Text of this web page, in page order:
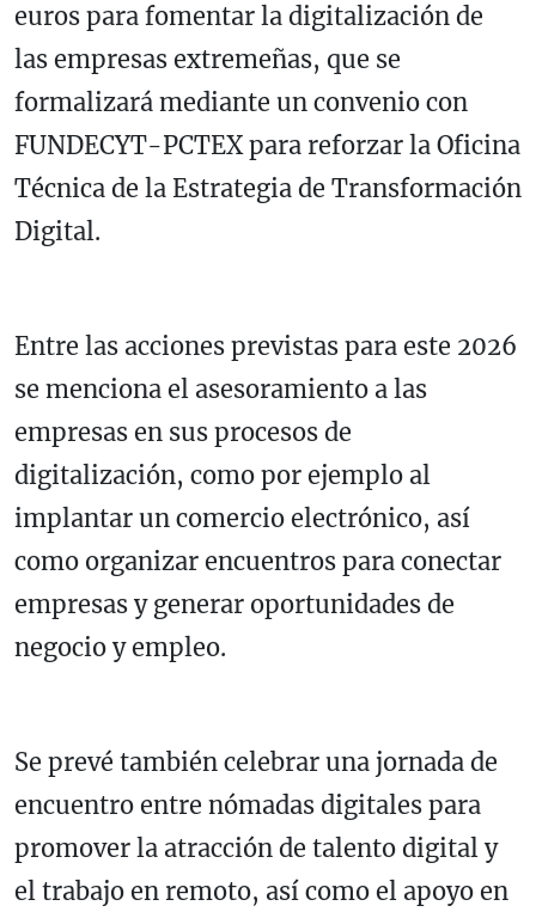
euros para fomentar la digitalización de
las empresas extremeñas, que se
formalizará mediante un convenio con
FUNDECYT-PCTEX para reforzar la Oficina
Técnica de la Estrategia de Transformación
Digital.
Entre las acciones previstas para este 2026
se menciona el asesoramiento a las
empresas en sus procesos de
digitalización, como por ejemplo al
implantar un comercio electrónico, así
como organizar encuentros para conectar
empresas y generar oportunidades de
negocio y empleo.
Se prevé también celebrar una jornada de
encuentro entre nómadas digitales para
promover la atracción de talento digital y
el trabajo en remoto, así como el apoyo en